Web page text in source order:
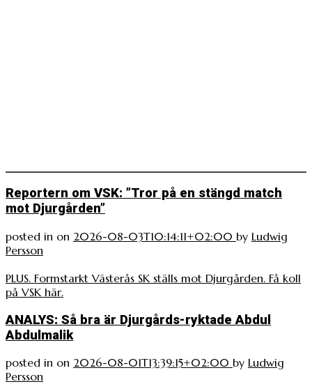
Reportern om VSK: ”Tror på en stängd match
mot Djurgården”
posted in on 2026-08-03T10:14:11+02:00 by Ludwig
Persson
PLUS. Formstarkt Västerås SK ställs mot Djurgården. Få koll
på VSK här.
ANALYS: Så bra är Djurgårds-ryktade Abdul
Abdulmalik
posted in on 2026-08-01T13:39:15+02:00 by Ludwig
Persson